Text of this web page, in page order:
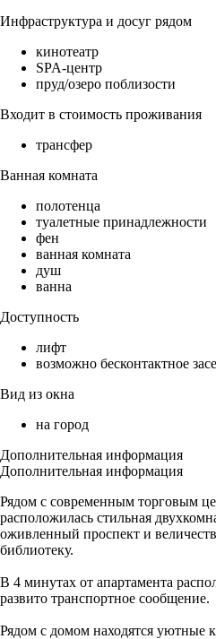
Инфраструктура и досуг рядом
кинотеатр
SPA-центр
пруд/озеро поблизости
Входит в стоимость проживания
трансфер
Ванная комната
полотенца
туалетные принадлежности
фен
ванная комната
душ
ванна
Доступность
лифт
возможно бесконтактное
Вид из окна
на город
Дополнительная информация
Дополнительная информация
Рядом с современным торговым
расположилась стильная
оживленный проспект и
библиотеку.
В 4 минутах от апартамента
развито транспортное сообщение.
Рядом с домом находятся уютные